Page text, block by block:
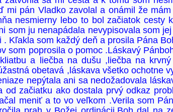
mi pán Vladko zavolal a onámil že
nesmierny lebo to bol začiatok cesty
som ju nenapádala nevypisovala som
. Kľakla som každý deň a prosila Pána
som poprosila o pomoc .Láskavý
a liečba na dušu ,liečba na
obetavá ,láskava všetko ochotne
nepýtala ani sa nedožadovala
od začiatku ako dostala prvý odkaz
meniť a to vo veľkom .Verila som